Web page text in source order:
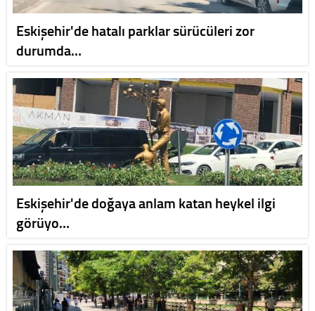
Eskişehir'de hatalı parklar sürücüleri zor
durumda…
Eskişehir'de doğaya anlam katan heykel ilgi
görüyo…